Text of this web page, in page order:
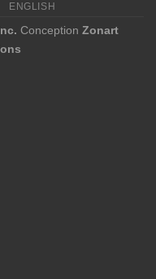
ENGLISH
Conception Zonart